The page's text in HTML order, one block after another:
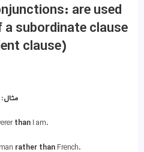
are used
subordinate clause
clause)
مثال:
than I am.
rather than French.